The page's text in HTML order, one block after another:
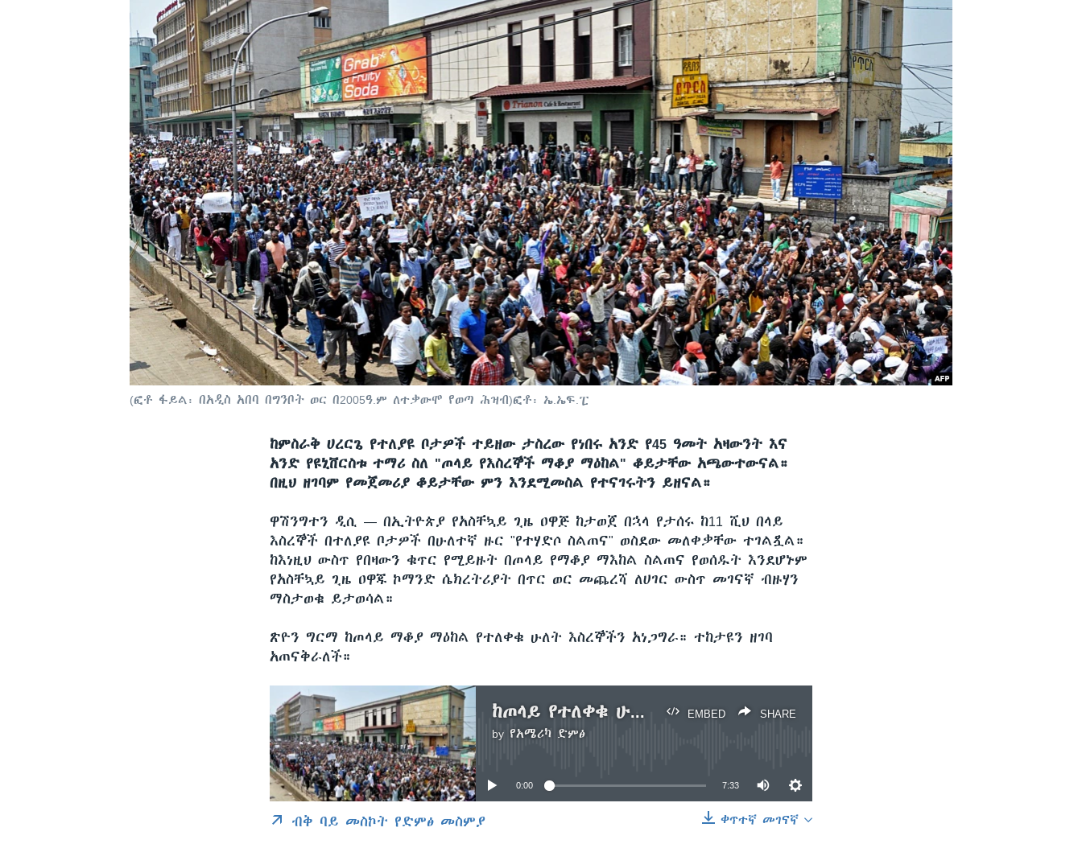
(ፎቶ ፋይል፡ በአዲስ አበባ በግንቦት ወር በ2005ዓ.ም ለተቃውሞ የወጣ ሕዝብ)ፎቶ፡ ኤ.ኤፍ.ፒ
ከምስራቅ ሀረርጌ የተለያዩ ቦታዎች ተይዘው ታስረው የነበሩ አንድ የ45 ዓመት አዛውንት እና
አንድ የዩኒቨርስቱ ተማሪ ስለ "ጦላይ የእስረኞች ማቆያ ማዕከል" ቆይታቸው አጫውተውናል።
በዚህ ዘገባም የመጀመሪያ ቆይታቸው ምን እንደሚመስል የተናገሩትን ይዘናል።
ዋሽንግተን ዲሲ —በኢትዮጵያ የአስቸኳይ ጊዜ ዐዋጅ ከታወጀ በኋላ የታሰሩ ከ11 ሺህ በላይ
እስረኞች በተለያዩ ቦታዎች በሁለተኛ ዙር "የተሃድሶ ስልጠና" ወስደው መለቀቃቸው ተገልጿል።
ከእነዚህ ውስጥ የበዛውን ቁጥር የሚይዙት በጦላይ የማቆያ ማእከል ስልጠና የወሰዱት እንደሆኑም
የአስቸኳይ ጊዜ ዐዋጁ ኮማንድ ሴክረትሪያት በጥር ወር መጨረሻ ለሀገር ውስጥ መገናኛ ብዙሃን
ማስታወቁ ይታወሳል።
ጽዮን ግርማ ከጦላይ ማቆያ ማዕከል የተለቀቁ ሁለት እስረኞችን አነጋግራ። ተከታዩን ዘገባ
አጠናቅራለች።
EMBED SHARE
ከጦላይ የተለቀቁ ሁለት እስረኞች ስለቆይታቸው ይናገራሉ
by የአሜሪካ ድምፅ
No media source currently available
0:00 7:33
ቀጥተኛ መገናኛ
ብቅ ባይ መስኮት የድምፅ መስምያ